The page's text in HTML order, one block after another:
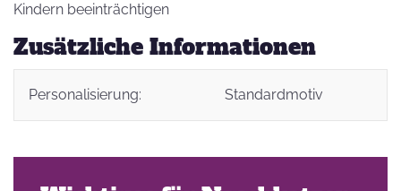
Kindern beeinträchtigen
Zusätzliche Informationen
Personalisierung: Standardmotiv